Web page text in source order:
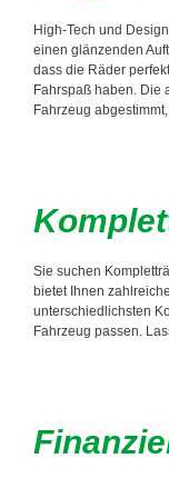
High-Tech und
einen glänzenden
dass die Räder
Fahrspaß haben. Die
Fahrzeug
Sie suchen
bietet Ihnen
unterschiedlichsten
Fahrzeug passen.